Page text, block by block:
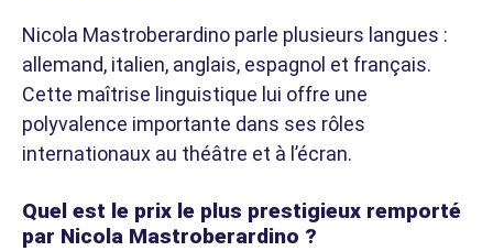
Nicola Mastroberardino parle plusieurs langues :
allemand, italien, anglais, espagnol et français.
Cette maîtrise linguistique lui offre une
polyvalence importante dans ses rôles
internationaux au théâtre et à l’écran.
Quel est le prix le plus prestigieux remporté
par Nicola Mastroberardino ?